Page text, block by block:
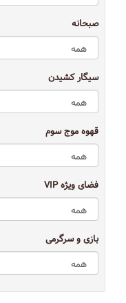
صبحانه
سیگار کشیدن
قهوه موج سوم
فضای ویژه VIP
بازی و سرگرمی